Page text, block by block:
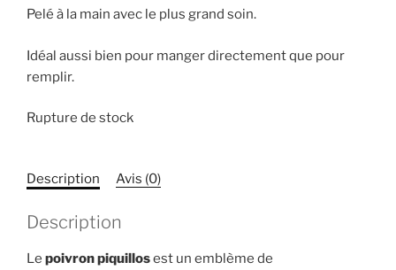
Pelé à la main avec le plus grand soin.
Idéal aussi bien pour manger directement que pour
remplir.
Rupture de stock
Description Avis (0)
Description
Le poivron piquillosest un emblème de